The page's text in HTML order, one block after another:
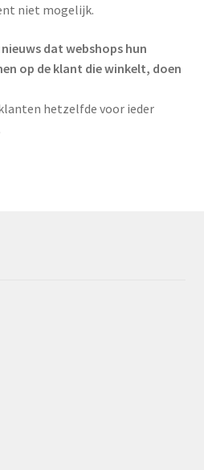
niet mogelijk.
dat webshops hun
op de klant die winkelt, doen
hetzelfde voor ieder